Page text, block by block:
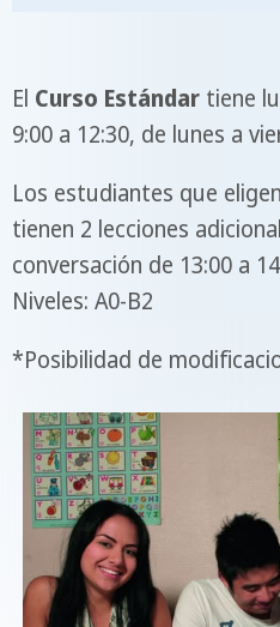
El Curso Estándartiene
9:00 a 12:30, de lunes a
Los estudiantes que
tienen 2 lecciones
conversación de 13:00 a
Niveles: A0-B2
*Posibilidad de